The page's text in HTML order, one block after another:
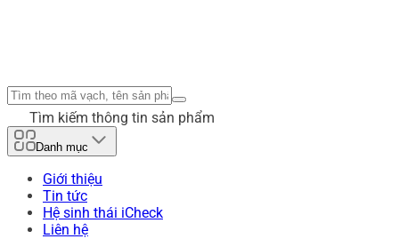
Tìm kiếm thông tin sản phẩm
Danh mục
Giới thiệu
Tin tức
Hệ sinh thái iCheck
Liên hệ